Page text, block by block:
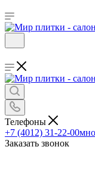
Телефоны
+7 (4012) 31-22-00
Заказать звонок